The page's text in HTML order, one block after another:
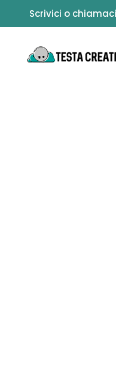
Scrivici o chiamaci